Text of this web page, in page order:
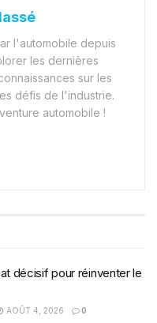
l'automobile depuis
les dernières
sur les
défis de l'industrie.
automobile !
décisif pour réinventer le
AOÛT 4, 2026 0